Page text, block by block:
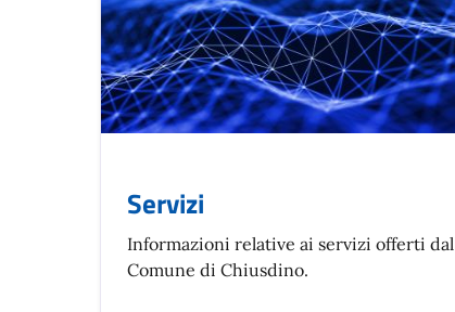
Servizi
Informazioni relative ai servizi offerti dal
Comune di Chiusdino.